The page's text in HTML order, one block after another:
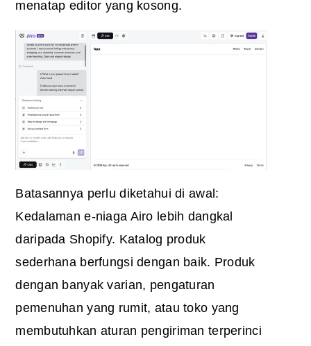
menatap editor yang kosong.
Batasannya perlu diketahui di awal:
Kedalaman e-niaga Airo lebih dangkal
daripada Shopify. Katalog produk
sederhana berfungsi dengan baik. Produk
dengan banyak varian, pengaturan
pemenuhan yang rumit, atau toko yang
membutuhkan aturan pengiriman terperinci